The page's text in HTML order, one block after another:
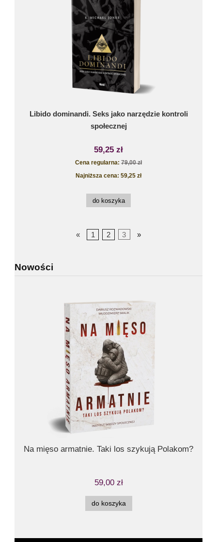
Libido dominandi. Seks jako narzędzie kontroli
społecznej
59,25 zł
Cena regularna: 79,00 zł
Najniższa cena: 59,25 zł
do koszyka
« 1 2 3 »
Nowości
Na mięso armatnie. Taki los szykują Polakom?
59,00 zł
do koszyka